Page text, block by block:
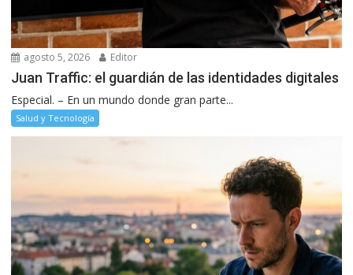
agosto 5, 2026 Editor
Juan Traffic: el guardián de las identidades digitales
Especial. – En un mundo donde gran parte...
Salud y Tecnología